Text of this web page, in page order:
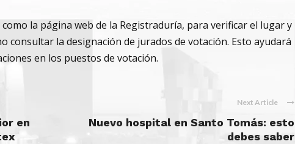
la página web de la Registraduría, para verificar el lugar y
consultar la designación de jurados de votación. Esto ayudará
en los puestos de votación.
en
Next Article
Nuevo hospital en Santo Tomás: esto
debes saber